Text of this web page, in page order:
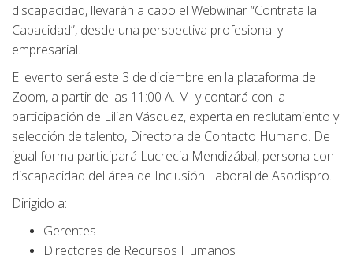
discapacidad, llevarán a cabo el Webwinar “Contrata la
Capacidad”, desde una perspectiva profesional y
empresarial.
El evento será este 3 de diciembre en la plataforma de
Zoom, a partir de las 11:00 A. M. y contará con la
participación de Lilian Vásquez, experta en reclutamiento y
selección de talento, Directora de Contacto Humano. De
igual forma participará Lucrecia Mendizábal, persona con
discapacidad del área de Inclusión Laboral de Asodispro.
Dirigido a:
Gerentes
Directores de Recursos Humanos